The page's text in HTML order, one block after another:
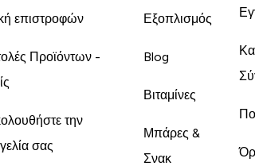
επιστροφών
Προϊόντων -
την
σας
Εξοπλισμός
Blog
Βιταμίνες
Μπάρες &
Σνακ